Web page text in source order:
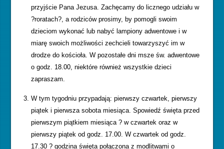
przyjście Pana Jezusa. Zachęcamy do licznego udziału w
?roratach?, a rodziców prosimy, by pomogli swoim
dzieciom wykonać lub nabyć lampiony adwentowe i w
miarę swoich możliwości zechcieli towarzyszyć im w
drodze do kościoła. W pozostałe dni msze św. adwentowe
o godz. 18.00, niektóre również wszystkie dzieci
zapraszam.
W tym tygodniu przypadają: pierwszy czwartek, pierwszy
piątek i pierwsza sobota miesiąca. Spowiedź święta przed
pierwszym piątkiem miesiąca ? w czwartek oraz w
pierwszy piątek od godz. 17.00. W czwartek od godz.
17.30 ? godzina święta połączona z modlitwami o